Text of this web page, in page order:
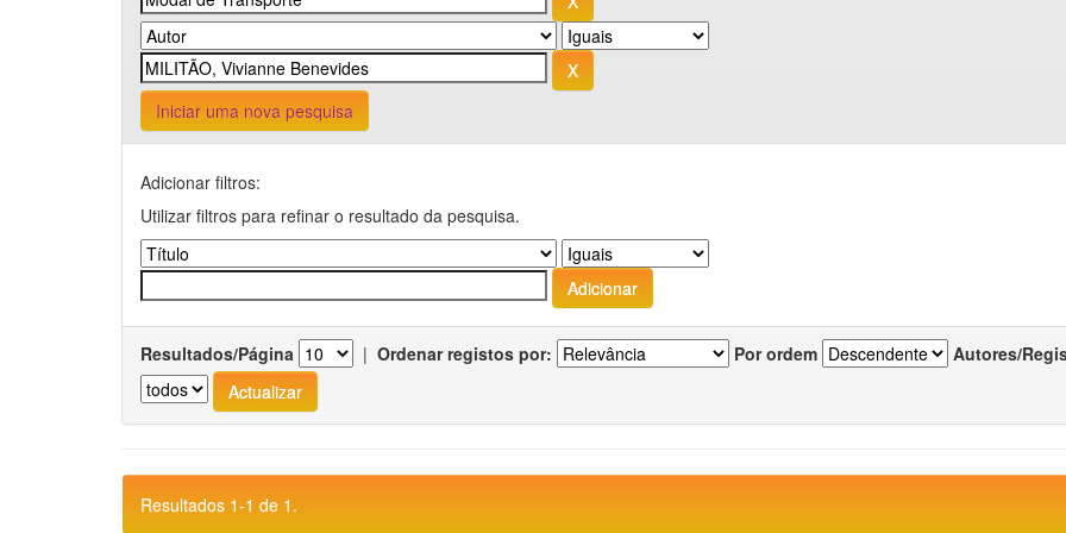
Iniciar uma nova pesquisa
Adicionar filtros:
Utilizar filtros para refinar o resultado da pesquisa.
Resultados/Página | Ordenar registos por: Por ordem Autores/
Resultados 1-1 de 1.